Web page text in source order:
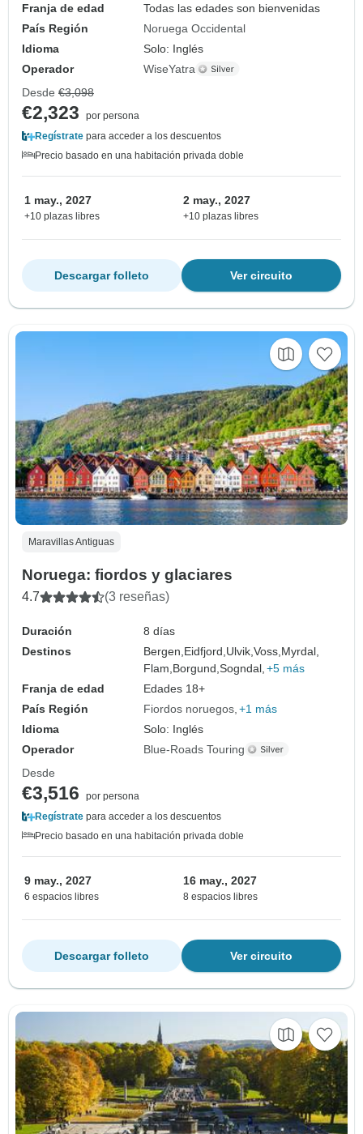
Franja de edad
Todas las edades son bienvenidas
País Región
Noruega Occidental
Idioma
Solo: Inglés
Operador
WiseYatra
Desde €3,098
€2,323
por persona
Regístrate para acceder a los descuentos
Precio basado en una habitación privada doble
1 may., 2027
+10 plazas libres
2 may., 2027
+10 plazas libres
Ver circuito
Descargar folleto
Maravillas Antiguas
Noruega: fiordos y glaciares
4.7 (3 reseñas)
Duración
8 días
Destinos
Bergen, Eidfjord, Ulvik,Voss, Myrdal,
Flam, Borgund,Sogndal, +5 más
Franja de edad
Edades 18+
País Región
Fiordos noruegos +1 más
Idioma
Solo: Inglés
Operador
Blue-Roads Touring
Desde
€3,516
por persona
Regístrate para acceder a los descuentos
Precio basado en una habitación privada doble
9 may., 2027
6 espacios libres
16 may., 2027
8 espacios libres
Ver circuito
Descargar folleto